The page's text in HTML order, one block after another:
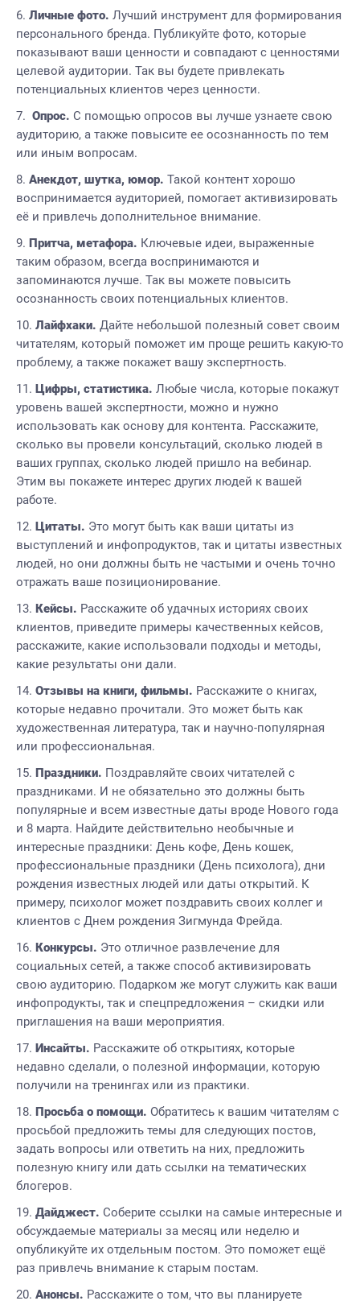
Личные фото. Лучший инструмент для формирования
персонального бренда. Публикуйте фото, которые
показывают ваши ценности и совпадают с ценностями
целевой аудитории. Так вы будете привлекать
потенциальных клиентов через ценности.
Опрос. С помощью опросов вы лучше узнаете свою
аудиторию, а также повысите ее осознанность по тем
или иным вопросам.
Анекдот, шутка, юмор. Такой контент хорошо
воспринимается аудиторией, помогает активизировать
её и привлечь дополнительное внимание.
Притча, метафора. Ключевые идеи, выраженные
таким образом, всегда воспринимаются и
запоминаются лучше. Так вы можете повысить
осознанность своих потенциальных клиентов.
Лайфхаки. Дайте небольшой полезный совет своим
читателям, который поможет им проще решить какую-то
проблему, а также покажет вашу экспертность.
Цифры, статистика. Любые числа, которые покажут
уровень вашей экспертности, можно и нужно
использовать как основу для контента. Расскажите,
сколько вы провели консультаций, сколько людей в
ваших группах, сколько людей пришло на вебинар.
Этим вы покажете интерес других людей к вашей
работе.
Цитаты. Это могут быть как ваши цитаты из
выступлений и инфопродуктов, так и цитаты известных
людей, но они должны быть не частыми и очень точно
отражать ваше позиционирование.
Кейсы. Расскажите об удачных историях своих
клиентов, приведите примеры качественных кейсов,
расскажите, какие использовали подходы и методы,
какие результаты они дали.
Отзывы на книги, фильмы. Расскажите о книгах,
которые недавно прочитали. Это может быть как
художественная литература, так и научно-популярная
или профессиональная.
Праздники. Поздравляйте своих читателей с
праздниками. И не обязательно это должны быть
популярные и всем известные даты вроде Нового года
и 8 марта. Найдите действительно необычные и
интересные праздники: День кофе, День кошек,
профессиональные праздники (День психолога), дни
рождения известных людей или даты открытий. К
примеру, психолог может поздравить своих коллег и
клиентов с Днем рождения Зигмунда Фрейда.
Конкурсы. Это отличное развлечение для
социальных сетей, а также способ активизировать
свою аудиторию. Подарком же могут служить как ваши
инфопродукты, так и спецпредложения – скидки или
приглашения на ваши мероприятия.
Инсайты. Расскажите об открытиях, которые
недавно сделали, о полезной информации, которую
получили на тренингах или из практики.
Просьба о помощи. Обратитесь к вашим читателям с
просьбой предложить темы для следующих постов,
задать вопросы или ответить на них, предложить
полезную книгу или дать ссылки на тематических
блогеров.
Дайджест. Соберите ссылки на самые интересные и
обсуждаемые материалы за месяц или неделю и
опубликуйте их отдельным постом. Это поможет ещё
раз привлечь внимание к старым постам.
Анонсы. Расскажите о том, что вы планируете